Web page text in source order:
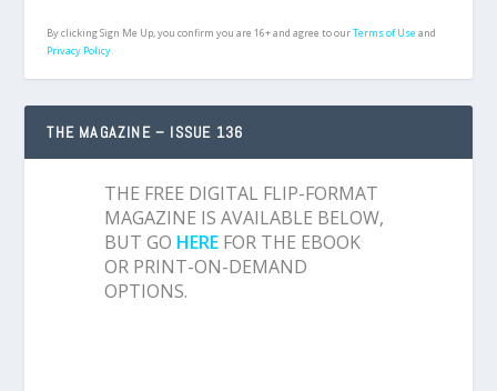
By clicking Sign Me Up, you confirm you are 16+ and agree to ourTerms of Useand
Privacy Policy.
THE MAGAZINE – ISSUE 136
THE FREE DIGITAL FLIP-FORMAT
MAGAZINE IS AVAILABLE BELOW,
BUT GO HERE FOR THE EBOOK
OR PRINT-ON-DEMAND
OPTIONS.